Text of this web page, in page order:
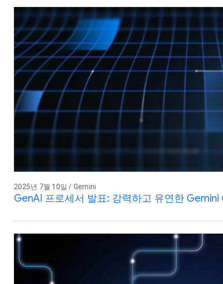
2025년 7월 10일 / Gemini
GenAI 프로세서 발표: 강력하고 유연한